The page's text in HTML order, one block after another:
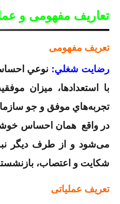
تعاریف مفهومی و
تعریف مفهومی
رضايت شغلي: نوعي
با استعدادها، ميزان
تجربه‌هاي موفق و جو سازماني
در واقع همان احساس
می‌شود و از طرف دیگر
شکایت و اعتصاب،
تعریف عملیاتی